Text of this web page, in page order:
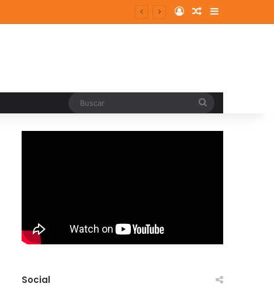
Log InRandom Article
Sidebar
Social